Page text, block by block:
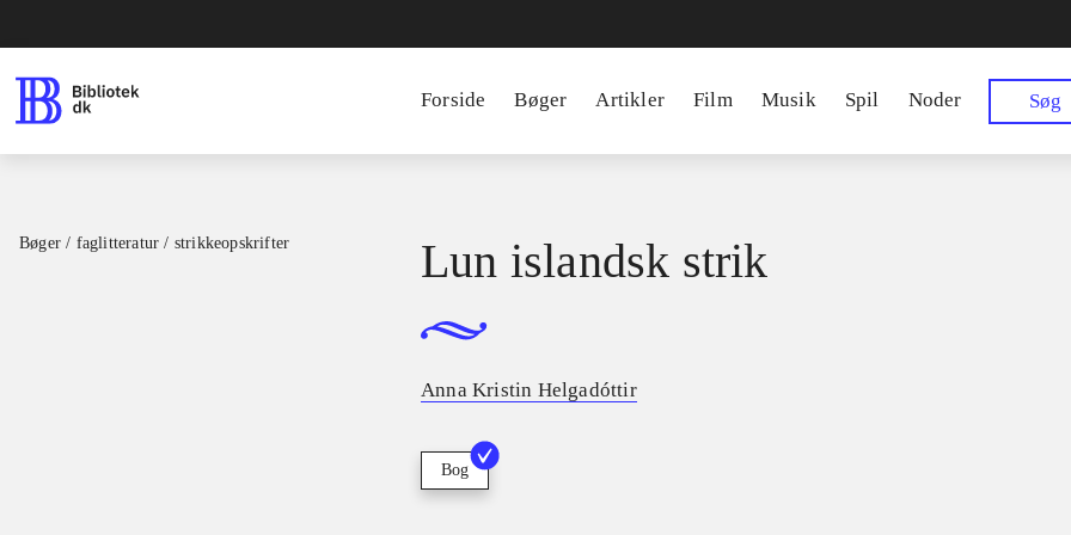
Forside Bøger Artikler Film Musik Spil Noder Søg
Bøger / faglitteratur / strikkeopskrifter Lun islandsk strik
Anna Kristin Helgadóttir
Bog